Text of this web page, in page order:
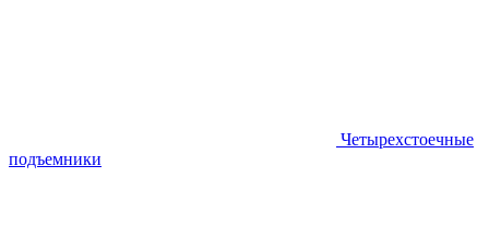
Четырехстоечные
подъемники